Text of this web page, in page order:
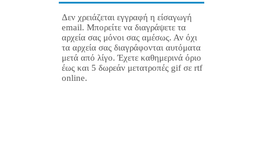
Δεν χρειάζεται εγγραφή η είσαγωγή
email. Μπορείτε να διαγράψετε τα
αρχεία σας μόνοι σας αμέσως. Αν όχι
τα αρχεία σας διαγράφονται αυτόματα
μετά από λίγο. Έχετε καθημερινά όριο
έως και 5 δωρεάν μετατροπές gif σε rtf
online.